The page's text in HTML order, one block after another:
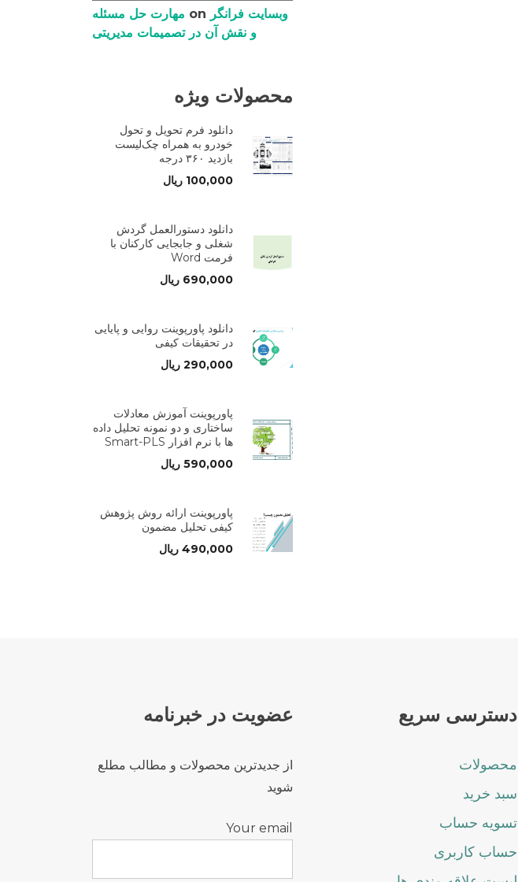
وبسایت فرانگر
مهارت حل مسئله
و نقش آن در تصمیمات مدیریتی
محصولات ویژه
دانلود فرم تحویل و تحول
خودرو به همراه چک‌لیست
بازدید ۳۶۰ درجه
100,000 ریال
دانلود دستورالعمل گردش
شغلی و جابجایی کارکنان با
فرمت Word
690,000 ریال
دانلود پاورپوینت روایی و پایایی
در تحقیقات کیفی
290,000 ریال
پاورپوینت آموزش معادلات
ساختاری و دو نمونه تحلیل داده
ها با نرم افزار Smart-PLS
590,000 ریال
پاورپوینت ارائه روش پژوهش
کیفی تحلیل مضمون
490,000 ریال
دسترسی سریع
محصولات
سبد خرید
تسویه حساب
حساب کاربری
عضویت در خبرنامه
از جدیدترین محصولات و مطالب مطلع
شوید
Your email